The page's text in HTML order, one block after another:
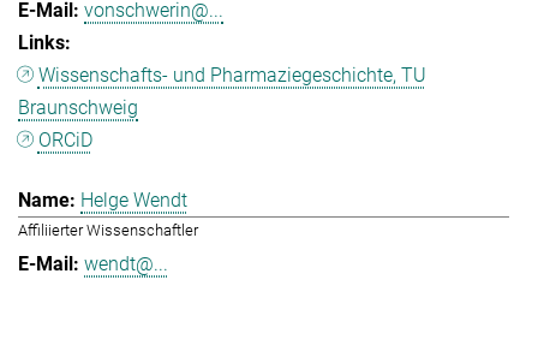
vonschwerin@...
Wissenschafts- und Pharmaziegeschichte, TU
Braunschweig
ORCiD
Helge Wendt
Affiliierter Wissenschaftler
wendt@...